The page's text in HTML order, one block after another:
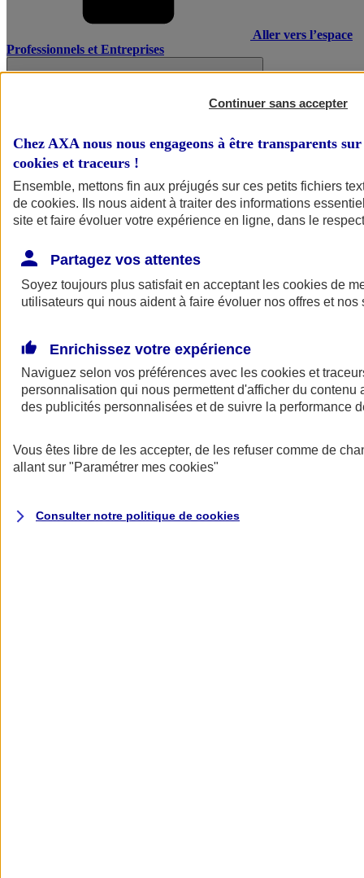
Aller vers l’espace
Professionnels et Entreprises
AXA Assurance
Continuer sans accepter
Chez AXA nous nous engageons à être transparents
cookies et traceurs !
Ensemble, mettons fin aux préjugés sur ces petits fichiers
de cookies. Ils nous aident à traiter des informations
site et faire évoluer votre expérience en ligne, dans le
Partagez vos attentes
Soyez toujours plus satisfait en acceptant les cookies de
utilisateurs qui nous aident à faire évoluer nos offres et nos
Enrichissez votre expérience
Naviguez selon vos préférences avec les cookies et
personnalisation qui nous permettent d'afficher du contenu
des publicités personnalisées et de suivre la performance
Vous êtes libre de les accepter, de les refuser comme de
allant sur "Paramétrer mes cookies"
Consulter notre politique de cookies